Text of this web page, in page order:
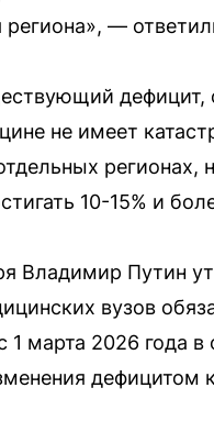
региона», —
дефицит,
не имеет
регионах,
10-15% и
Владимир Путин
вузов
1 марта 2026 года
дефицитом